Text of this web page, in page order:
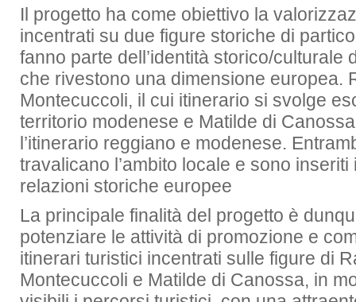
Il progetto ha come obiettivo la
incentrati su due figure storiche di
fanno parte dell’identità storico/culturale
che rivestono una dimensione europea.
Montecuccoli, il cui itinerario si svolge
territorio modenese e Matilde di
l’itinerario reggiano e modenese.
travalicano l’ambito locale e sono
relazioni storiche europee
La principale finalità del progetto è
potenziare le attività di promozione e
itinerari turistici incentrati sulle figure di
Montecuccoli e Matilde di Canossa, in